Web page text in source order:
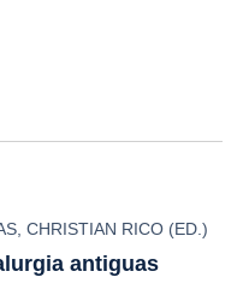
,CHRISTIAN RICO (ED.)
antiguas